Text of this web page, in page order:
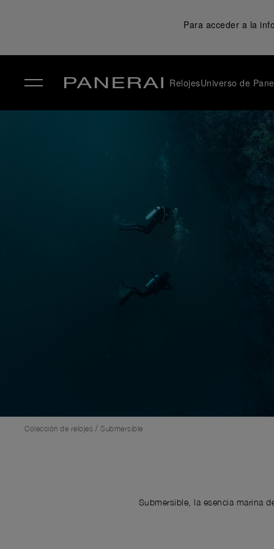
Para acceder a la
RelojesUniverso de
Colección de relojes / Submersible
Submersible, la esencia marina